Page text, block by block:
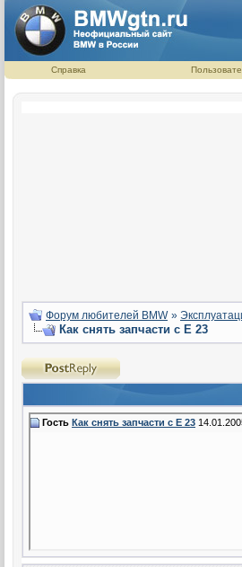
Справка
Форум любителей BMW »
Как снять запчасти с Е 23
Гость Как снять запчасти с Е 23